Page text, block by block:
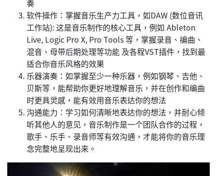
奏
软件操作：掌握音乐生产力工具，如DAW (数位音讯
工作站): 这是音乐制作的核心工具，例如 Ableton
Live, Logic Pro X, Pro Tools 等，掌握录音、编曲、
混音、母带后期处理等功能 及各程VST插件，找到最
适合你音乐风格的效果
乐器演奏：如掌握至少一种乐器，例如钢琴、吉他、
贝斯等，能帮助你更好地理解音乐，并在创作和编曲
时更具灵感，能有效用音乐表达你的想法
沟通能力：学习如何清晰地表达你的想法，并耐心倾
听其他人的意见，音乐制作是一个团队合作的过程，
歌手、乐手、录音师等有效沟通，才能将你的音乐理
念完整地呈现出来。